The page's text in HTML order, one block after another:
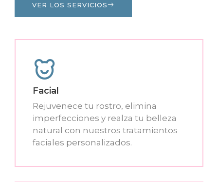
VER LOS SERVICIOS
Facial
Rejuvenece tu rostro, elimina
imperfecciones y realza tu belleza
natural con nuestros tratamientos
faciales personalizados.